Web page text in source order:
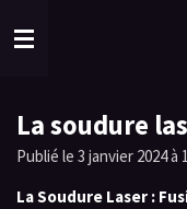
au
La soudure
Publié le 3 janvier 2024 à
La Soudure Laser :